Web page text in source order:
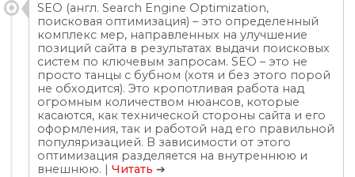
SEO (англ. Search Engine Optimization,
поисковая оптимизация) – это определенный
комплекс мер, направленных на улучшение
позиций сайта в результатах выдачи поисковых
систем по ключевым запросам. SEO – это не
просто танцы с бубном (хотя и без этого порой
не обходится). Это кропотливая работа над
огромным количеством нюансов, которые
касаются, как технической стороны сайта и его
оформления, так и работой над его правильной
популяризацией. В зависимости от этого
оптимизация разделяется на внутреннюю и
внешнюю. |Читать ➔